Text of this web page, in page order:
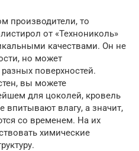
производители, то
от «Технониколь»
качествами. Он не
но может
поверхностей.
вы можете
для цоколей, кровель
впитывают влагу, а значит,
со временем. На их
химические